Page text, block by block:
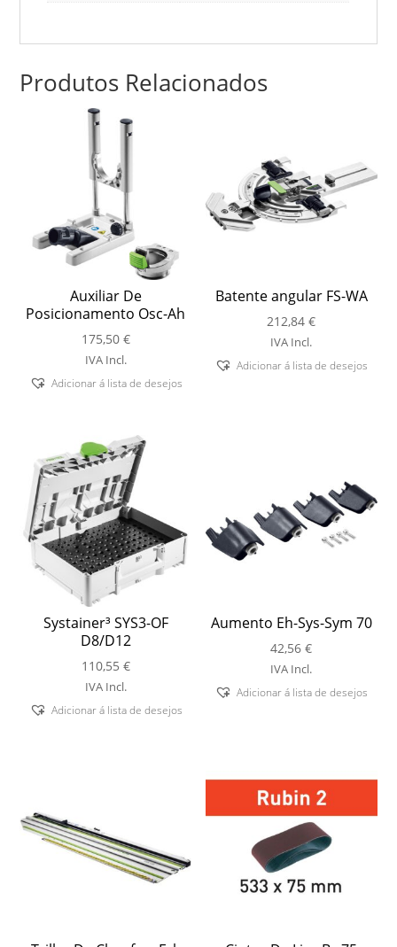
Produtos Relacionados
Auxiliar De
Posicionamento Osc-Ah
175,50 €
IVA Incl.
Adicionar á lista de desejos
Batente angular FS-WA
212,84€
IVA Incl.
Adicionar á lista de desejos
Systainer³ SYS3-OF
D8/D12
110,55 €
IVA Incl.
Adicionar á lista de desejos
Aumento Eh-Sys-Sym 70
42,56€
IVA Incl.
Adicionar á lista de desejos